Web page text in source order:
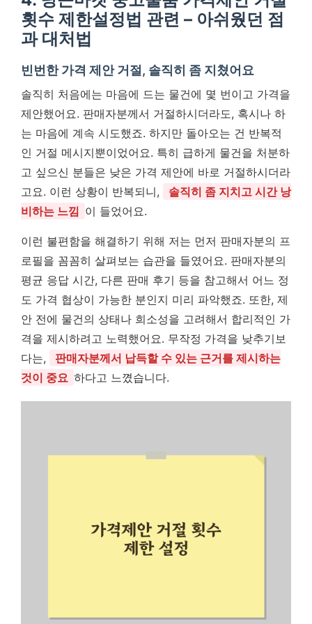
횟수 제한설정법 관련 – 아쉬웠던 점
과 대처법
빈번한 가격 제안 거절, 솔직히 좀 지쳤어요
솔직히 처음에는 마음에 드는 물건에 몇 번이고 가격을
제안했어요. 판매자분께서 거절하시더라도, 혹시나 하
는 마음에 계속 시도했죠. 하지만 돌아오는 건 반복적
인 거절 메시지뿐이었어요. 특히 급하게 물건을 처분하
고 싶으신 분들은 낮은 가격 제안에 바로 거절하시더라
고요. 이런 상황이 반복되니,
솔직히 좀 지치고 시간 낭
비하는 느낌 이 들었어요.
이런 불편함을 해결하기 위해 저는 먼저 판매자분의 프
로필을 꼼꼼히 살펴보는 습관을 들였어요. 판매자분의
평균 응답 시간, 다른 판매 후기 등을 참고해서 어느 정
도 가격 협상이 가능한 분인지 미리 파악했죠. 또한, 제
안 전에 물건의 상태나 희소성을 고려해서 합리적인 가
격을 제시하려고 노력했어요. 무작정 가격을 낮추기보
다는,
판매자분께서 납득할 수 있는 근거를 제시하는
것이 중요 하다고 느꼈습니다.